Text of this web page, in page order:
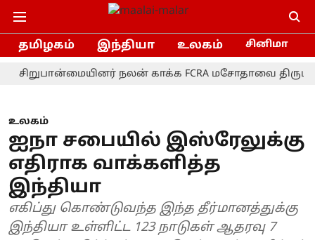
தமிழகம் இந்தியா உலகம் சினிமா
நலன் காக்க FCRA மசோதாவை திரும்பப்
உலகம்
ஐநா சபையில் இஸ்ரேலுக்கு
எதிராக வாக்களித்த
இந்தியா
எகிப்து கொண்டுவந்த இந்த தீர்மானத்துக்கு
இந்தியா உள்ளிட்ட 123 நாடுகள் ஆதரவு 7